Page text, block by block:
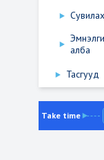
алба
Тасгууд
Take time